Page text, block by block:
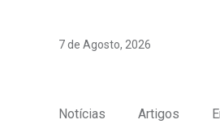
7 de Agosto, 2026
Notícias Artigos